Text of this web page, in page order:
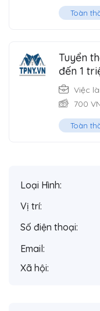
Toàn
Tuyển
đến 1
Việc
700
Toàn
Loại Hình:
Vị trí:
Số điện thoại:
Email:
Xã hội: